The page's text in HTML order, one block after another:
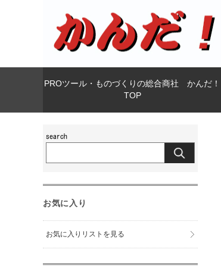
PROツール・ものづくりの総合商社 かんだ！
TOP
お気に入り
お気に入りリストを見る